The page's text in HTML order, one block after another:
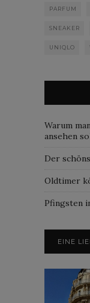
PARFUM
SNEAKER
UNIQLO
Warum
ansehen
Der
Oldtimer
Pfingsten
EINE